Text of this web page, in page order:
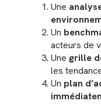
Une
Un
acteurs de
Une grille
les
Un plan